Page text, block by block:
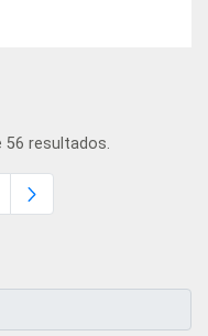
56 resultados.
intermedias